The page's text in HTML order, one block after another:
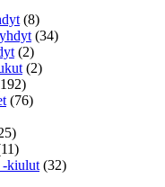
(8)
(34)
(2)
(2)
(76)
-kiulut (32)